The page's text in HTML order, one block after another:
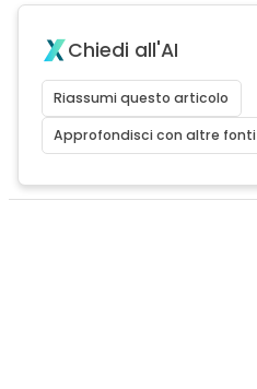
Chiedi all'AI
Riassumi questo articolo
Approfondisci con altre fonti